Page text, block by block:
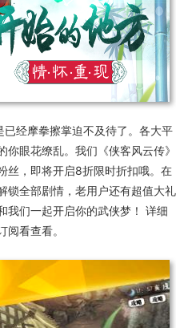
已经摩拳擦掌迫不及待了。各大平
眼花缭乱。我们《侠客风云传》
丝，即将开启8折限时折扣哦。在
锁全部剧情，老用户还有超值大礼
我们一起开启你的武侠梦！ 详细
阅看查看。